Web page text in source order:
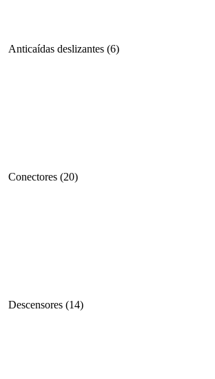
Anticaídas deslizantes (6)
Conectores (20)
Descensores (14)